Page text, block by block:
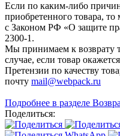
Если по каким-либо
приобретенного товара, то
с Законом РФ «О защите
2300-1.
Мы принимаем к возврату
случае, если товар
Претензии по качеству
почту mail@webpack.ru
Подробнее в разделе
Поделиться: